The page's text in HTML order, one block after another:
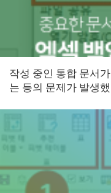
작성 중인 통합 문서
는 등의 문제가 발생